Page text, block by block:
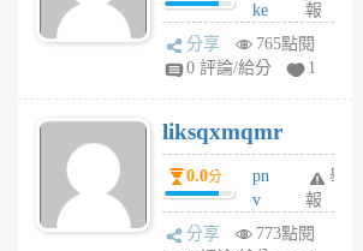
前
ke
rv
pj
6
個
月
前
報
分享
765點閱
0 評論/給分
1
liksqxmqmr
0.0分
pn
v
wt
舉
報
分享
773點閱